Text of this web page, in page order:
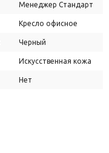
Менеджер Стандарт
Кресло офисное
Черный
Искусственная кожа
Нет